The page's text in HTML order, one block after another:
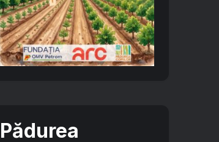
Pădurea